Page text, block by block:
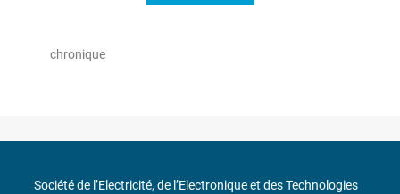
chronique
Société de l’Electricité, de l’Electronique et des Technologies